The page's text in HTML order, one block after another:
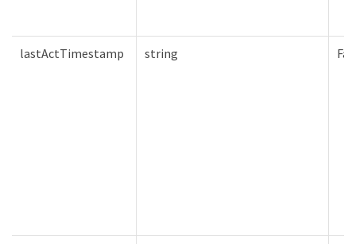
lastActTimestamp string